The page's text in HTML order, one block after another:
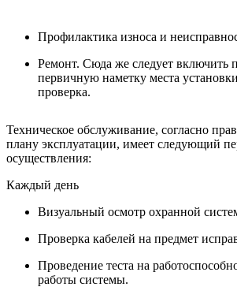
Профилактика износа и
Ремонт. Сюда же следует включить
первичную наметку места
проверка.
Техническое обслуживание, согласно
плану эксплуатации, имеет следующий
осуществления:
Каждый день
Визуальный осмотр охранной
Проверка кабелей на предмет
Проведение теста на
работы системы.